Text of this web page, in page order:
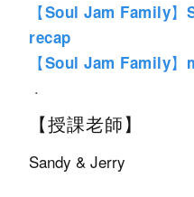
【Soul Jam Family
recap
【Soul Jam Family
.
【授課老師】
Sandy & Jerry